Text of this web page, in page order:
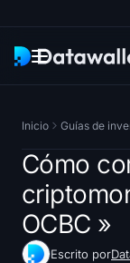
Investigación
ETF
Bitcoin ETF
Inicio Guías de
Cómo
OCBC »
Escrito por